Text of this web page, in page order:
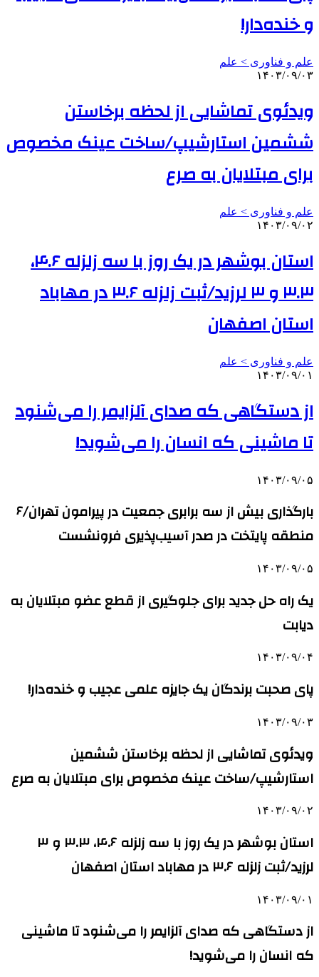
و خنده‌دار!
علم و فناوری‌ > علم
۱۴۰۳/۰۹/۰۳
ویدئوی تماشایی از لحظه برخاستن
ششمین استارشیپ/ساخت عینک مخصوص
برای مبتلایان به صرع
علم و فناوری‌ > علم
۱۴۰۳/۰۹/۰۲
استان بوشهر در یک روز با سه زلزله ۴.۶،
۳.۳ و ۳ لرزید/ثبت زلزله ۳.۶ در مهاباد
استان اصفهان
علم و فناوری‌ > علم
۱۴۰۳/۰۹/۰۱
از دستگاهی که صدای آلزایمر را می‌شنود
تا ماشینی که انسان را می‌شوید!
۱۴۰۳/۰۹/۰۵
بارگذاری بیش از سه برابری جمعیت در پیرامون تهران/۶
منطقه پایتخت در صدر آسیب‌پذیری فرونشست
۱۴۰۳/۰۹/۰۵
یک راه حل جدید برای جلوگیری از قطع عضو مبتلایان به
دیابت
۱۴۰۳/۰۹/۰۴
پای صحبت برندگان یک جایزه علمی عجیب و خنده‌دار!
۱۴۰۳/۰۹/۰۳
ویدئوی تماشایی از لحظه برخاستن ششمین
استارشیپ/ساخت عینک مخصوص برای مبتلایان به صرع
۱۴۰۳/۰۹/۰۲
استان بوشهر در یک روز با سه زلزله ۴.۶، ۳.۳ و ۳
لرزید/ثبت زلزله ۳.۶ در مهاباد استان اصفهان
۱۴۰۳/۰۹/۰۱
از دستگاهی که صدای آلزایمر را می‌شنود تا ماشینی
که انسان را می‌شوید!